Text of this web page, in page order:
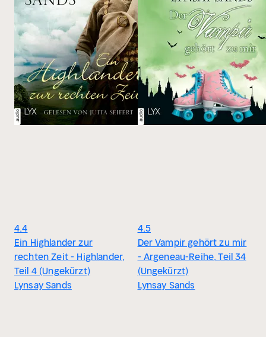
4.4
Ein Highlander zur
rechten Zeit - Highlander,
Teil 4 (Ungekürzt)
Lynsay Sands
4.5
Der Vampir gehört zu mir
- Argeneau-Reihe, Teil 34
(Ungekürzt)
Lynsay Sands